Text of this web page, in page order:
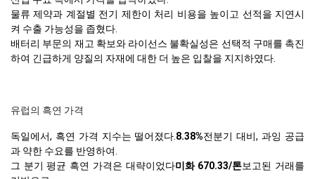
물류 제약과 계절별 전기 제한이 처리 비용을 높이고 선적을 지연시
켜 수출 가능성을 좁혔다.
배터리 부문의 재고 확보와 라이선스 불확실성은 선택적 구매를 촉진
하여 긴급하게 양질의 자재에 대한 더 높은 입찰을 지지하였다.
유럽의 흑연 가격
독일에서, 흑연 가격 지수는 떨어졌다. 8.38%전분기 대비, 과잉 공급
과 약한 수요를 반영하여.
그 분기 평균 흑연 가격은 대략이었다미화 670.33/톤보고된 거래를